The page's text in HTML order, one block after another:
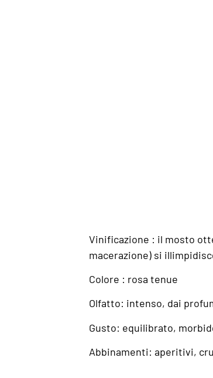
Vinificazione : il mosto
macerazione) si
Colore : rosa tenue
Olfatto: intenso, dai
Gusto: equilibrato,
Abbinamenti: aperitivi,